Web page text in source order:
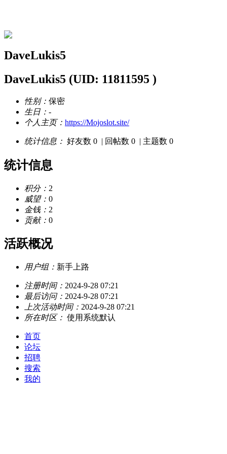
DaveLukis5
DaveLukis5 (UID: 11811595 )
性别： 保密
生日： -
个人主页： https://Mojoslot.site/
统计信息： 好友数 0 | 回帖数 0 | 主题数 0
统计信息
积分： 2
威望： 0
金钱： 2
贡献： 0
活跃概况
用户组： 新手上路
注册时间： 2024-9-28 07:21
最后访问： 2024-9-28 07:21
上次活动时间： 2024-9-28 07:21
所在时区： 使用系统默认
首页
论坛
招聘
搜索
我的